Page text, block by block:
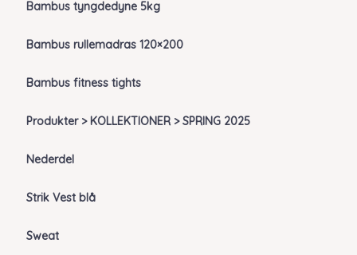
Bambus tyngdedyne 5kg
Bambus rullemadras 120×200
Bambus fitness tights
Produkter > KOLLEKTIONER > SPRING 2025
Nederdel
Strik Vest blå
Sweat